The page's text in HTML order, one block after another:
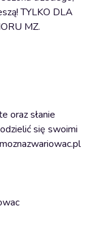
TYLKO DLA
MZ.
oraz słanie
się swoimi